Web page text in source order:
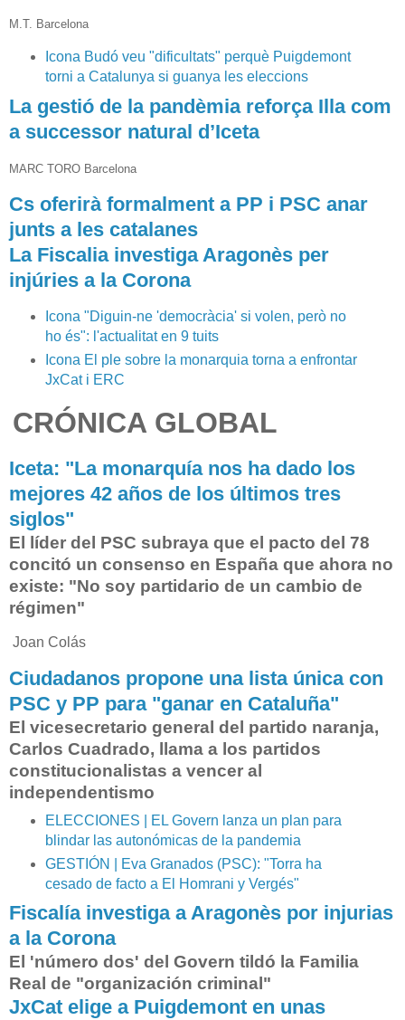
e
n
a
/
0
0
-
0
8
-
t
r
a
d
o
s
-
y
-
u
c
i
o
n
a
r
i
o
-
a
r
a
M.T. Barcelona
Icona Budó veu "dificultats" perquè Puigdemont
torni a Catalunya si guanya les eleccions
La gestió de la pandèmia reforça Illa com
a successor natural d’Iceta
MARC TORO Barcelona
Cs oferirà formalment a PP i PSC anar
junts a les catalanes
La Fiscalia investiga Aragonès per
injúries a la Corona
Icona "Diguin-ne 'democràcia' si volen, però no
ho és": l'actualitat en 9 tuits
Icona El ple sobre la monarquia torna a enfrontar
JxCat i ERC
CRÓNICA GLOBAL
Iceta: "La monarquía nos ha dado los
mejores 42 años de los últimos tres
siglos"
El líder del PSC subraya que el pacto del 78
concitó un consenso en España que ahora no
existe: "No soy partidario de un cambio de
régimen"
Joan Colás
Ciudadanos propone una lista única con
PSC y PP para "ganar en Cataluña"
El vicesecretario general del partido naranja,
Carlos Cuadrado, llama a los partidos
constitucionalistas a vencer al
independentismo
ELECCIONES | EL Govern lanza un plan para
blindar las autonómicas de la pandemia
GESTIÓN | Eva Granados (PSC): "Torra ha
cesado de facto a El Homrani y Vergés"
Fiscalía investiga a Aragonès por injurias
a la Corona
El 'número dos' del Govern tildó la Familia
Real de "organización criminal"
JxCat elige a Puigdemont en unas